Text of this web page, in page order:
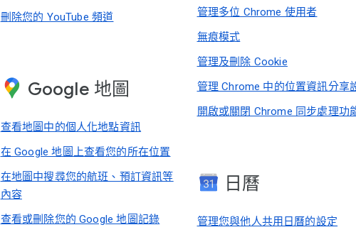
刪除您的 YouTube 頻道
Google 地圖
查看地圖中的個人化地點資訊
在 Google 地圖上查看您的所在位置
在地圖中搜尋您的航班、預訂資訊等
內容
查看或刪除您的 Google 地圖記錄
管理多位 Chrome 使用者
無痕模式
管理及刪除 Cookie
管理 Chrome 中的位置資訊分享
開啟或關閉 Chrome 同步處理功
日曆
管理您與他人共用日曆的設定